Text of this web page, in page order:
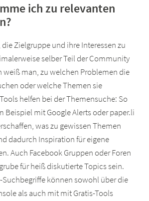
ich zu relevanten
Zielgruppe und ihre Interessen zu
selber Teil der Community
weiß man, zu welchen Problemen die
oder welche Themen sie
helfen bei der Themensuche: So
Beispiel mit Google Alerts oder paper.li
was zu gewissen Themen
dadurch Inspiration für eigene
Auch Facebook Gruppen oder Foren
für heiß diskutierte Topics sein.
Suchbegriffe können sowohl über die
als auch mit mit Gratis-Tools